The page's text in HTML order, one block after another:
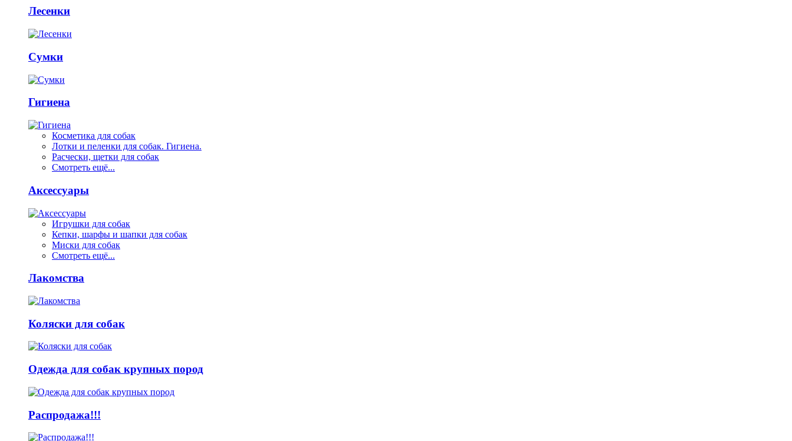
Лесенки
Сумки
Гигиена
Косметика для собак
Лотки и пеленки для собак. Гигиена.
Расчески, щетки для собак
Смотреть ещё...
Аксессуары
Игрушки для собак
Кепки, шарфы и шапки для собак
Миски для собак
Смотреть ещё...
Лакомства
Коляски для собак
Одежда для собак крупных пород
Распродажа!!!